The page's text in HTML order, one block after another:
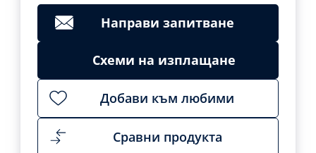
Направи запитване
Схеми на изплащане
Добави към любими
Сравни продукта